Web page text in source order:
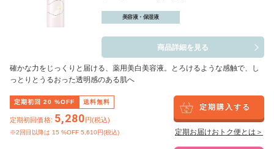
美容液・保湿液
商品詳細を見る
確かな力をじっくりと届ける、薬用美白美容液。とろけるような感触で、し
っとりとうるおった透明感のある肌へ
定期初回 20 %OFF 送料無料
定期初回価格: 5,280円(税込)
※2回目以降は 15 %OFF 5,610円(税込)
定期購入する
定期お届けおトク便とは＞